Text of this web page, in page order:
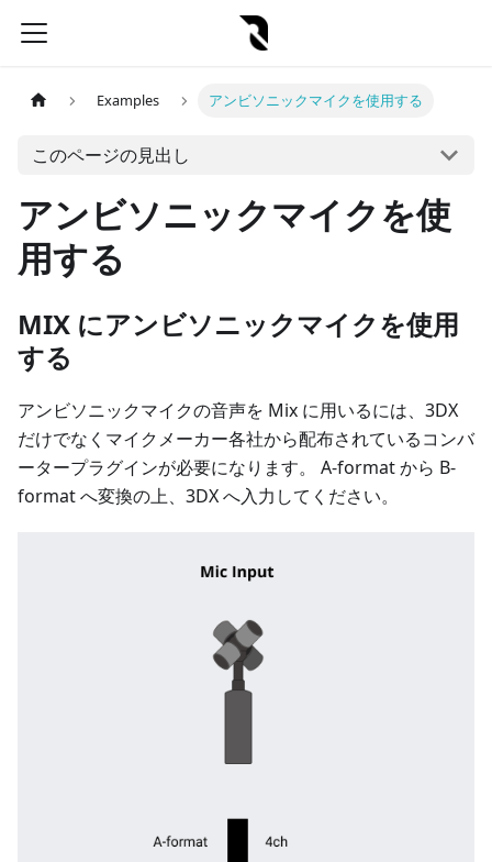
Examples アンビソニックマイクを使用する
このページの見出し
アンビソニックマイクを使
用する
MIX にアンビソニックマイクを使用
する
アンビソニックマイクの音声を Mix に用いるには、3DX
だけでなくマイクメーカー各社から配布されているコンバ
ータープラグインが必要になります。 A-format から B-
format へ変換の上、3DX へ入力してください。